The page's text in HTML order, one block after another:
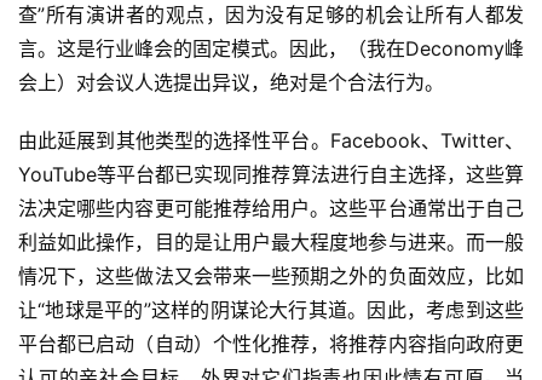
查”所有演讲者的观点，因为没有足够的机会让所有人都发
言。这是行业峰会的固定模式。因此，（我在Deconomy峰
会上）对会议人选提出异议，绝对是个合法行为。
由此延展到其他类型的选择性平台。Facebook、Twitter、
YouTube等平台都已实现同推荐算法进行自主选择，这些算
法决定哪些内容更可能推荐给用户。这些平台通常出于自己
利益如此操作，目的是让用户最大程度地参与进来。而一般
情况下，这些做法又会带来一些预期之外的负面效应，比如
让“地球是平的”这样的阴谋论大行其道。因此，考虑到这些
平台都已启动（自动）个性化推荐，将推荐内容指向政府更